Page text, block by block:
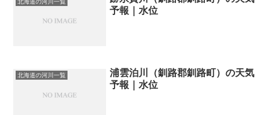
予報｜水位
北海道の河川一覧
浦雲泊川（釧路郡釧路町）の天気
予報｜水位